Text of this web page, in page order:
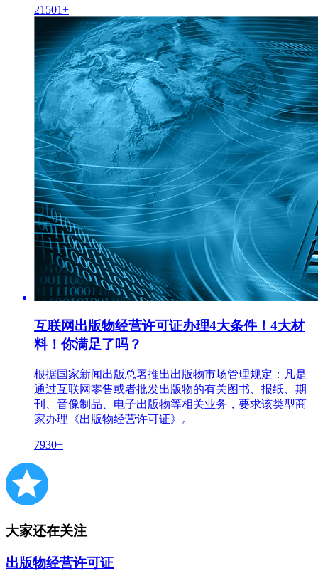
21501+
互联网出版物经营许可证办理4大条件！4大材
料！你满足了吗？
根据国家新闻出版总署推出出版物市场管理规定：凡是
通过互联网零售或者批发出版物的有关图书、报纸、期
刊、音像制品、电子出版物等相关业务，要求该类型商
家办理《出版物经营许可证》。
7930+
大家还在关注
出版物经营许可证